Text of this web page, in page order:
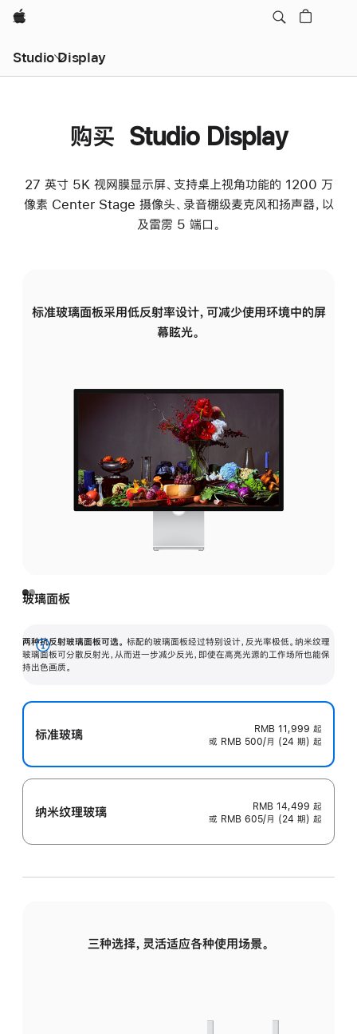
Apple
Studio Display
购买 Studio Display
27 英寸 5K 视网膜显示屏、支持桌上视角功能的 1200 万
像素 Center Stage 摄像头、录音棚级麦克风和扬声器，以
及雷雳 5 端口。
标准玻璃面板采用低反射率设计，可减少使用环境中的屏
幕眩光。
玻璃面板
两种抗反射玻璃面板可选。 标配的玻璃面板经过特别设计，反光率极低。纳米纹理
玻璃面板可分散反射光，从而进一步减少反光，即使在高亮光源的工作场所也能保
持出色画质。
展
开
标准玻璃 RMB 11,999 起
或 RMB 500/月 (24 期) 起
纳米纹理玻璃 RMB 14,499 起
或 RMB 605/月 (24 期) 起
三种选择，灵活适应各种使用场景。